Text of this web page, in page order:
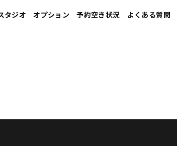
タジオ オプション 予約空き状況 よくある質問